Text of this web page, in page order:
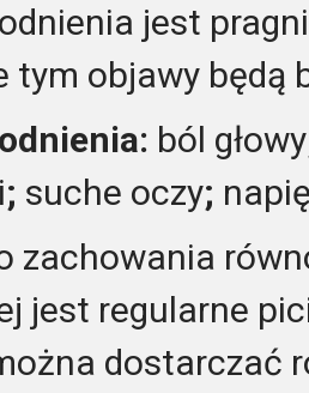
jest
tym objawy będą
ból głowy
; suche oczy;
zachowania
jest regularne
dostarczać